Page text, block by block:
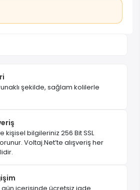
şekilde, sağlam kolilerle
kişisel bilgileriniz 256 Bit SSL
Voltaj.Net’te alışveriş her